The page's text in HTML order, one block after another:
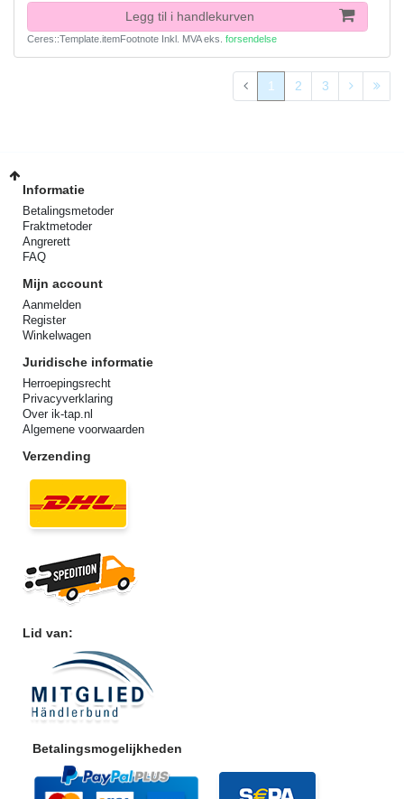
Legg til i handlekurven
Ceres::Template.itemFootnote Inkl. MVAeks. forsendelse
1 2 3
Informatie
Betalingsmetoder
Fraktmetoder
Angrerett
FAQ
Mijn account
Aanmelden
Register
Winkelwagen
Juridische informatie
Herroepingsrecht
Privacyverklaring
Over ik-tap.nl
Algemene voorwaarden
Verzending
Lid van:
Betalingsmogelijkheden